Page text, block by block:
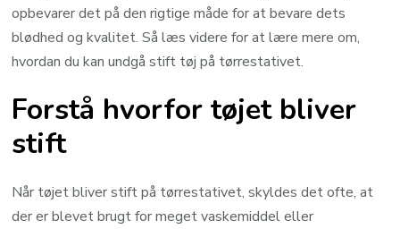
opbevarer det på den rigtige måde for at bevare dets
blødhed og kvalitet. Så læs videre for at lære mere om,
hvordan du kan undgå stift tøj på tørrestativet.
Forstå hvorfor tøjet bliver
stift
Når tøjet bliver stift på tørrestativet, skyldes det ofte, at
der er blevet brugt for meget vaskemiddel eller